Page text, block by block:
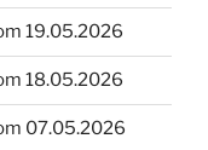
19.05.2026
18.05.2026
07.05.2026